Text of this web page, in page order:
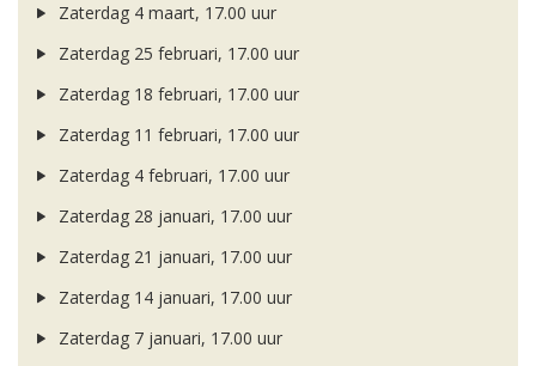
Zaterdag 4 maart, 17.00 uur
Zaterdag 25 februari, 17.00 uur
Zaterdag 18 februari, 17.00 uur
Zaterdag 11 februari, 17.00 uur
Zaterdag 4 februari, 17.00 uur
Zaterdag 28 januari, 17.00 uur
Zaterdag 21 januari, 17.00 uur
Zaterdag 14 januari, 17.00 uur
Zaterdag 7 januari, 17.00 uur